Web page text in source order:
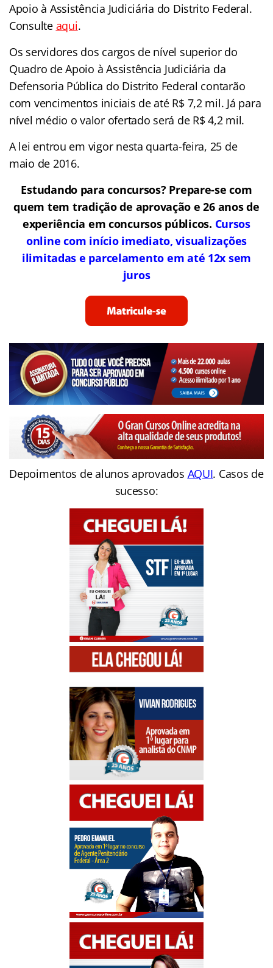
Apoio à Assistência Judiciária do Distrito Federal.
Consulte aqui.
Os servidores dos cargos de nível superior do
Quadro de Apoio à Assistência Judiciária da
Defensoria Pública do Distrito Federal contarão
com vencimentos iniciais de até R$ 7,2 mil. Já para
nível médio o valor ofertado será de R$ 4,2 mil.
A lei entrou em vigor nesta quarta-feira, 25 de
maio de 2016.
Estudando para concursos? Prepare-se com
quem tem tradição de aprovação e 26 anos de
experiência em concursos públicos. Cursos
online com início imediato, visualizações
ilimitadas e parcelamento em até 12x sem
juros
Depoimentos de alunos aprovados AQUI. Casos de
sucesso: